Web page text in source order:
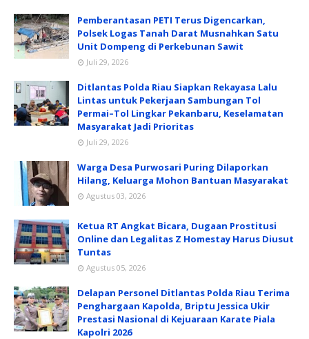
Pemberantasan PETI Terus Digencarkan,
Polsek Logas Tanah Darat Musnahkan Satu
Unit Dompeng di Perkebunan Sawit
Juli 29, 2026
Ditlantas Polda Riau Siapkan Rekayasa Lalu
Lintas untuk Pekerjaan Sambungan Tol
Permai–Tol Lingkar Pekanbaru, Keselamatan
Masyarakat Jadi Prioritas
Juli 29, 2026
Warga Desa Purwosari Puring Dilaporkan
Hilang, Keluarga Mohon Bantuan Masyarakat
Agustus 03, 2026
Ketua RT Angkat Bicara, Dugaan Prostitusi
Online dan Legalitas Z Homestay Harus Diusut
Tuntas
Agustus 05, 2026
Delapan Personel Ditlantas Polda Riau Terima
Penghargaan Kapolda, Briptu Jessica Ukir
Prestasi Nasional di Kejuaraan Karate Piala
Kapolri 2026